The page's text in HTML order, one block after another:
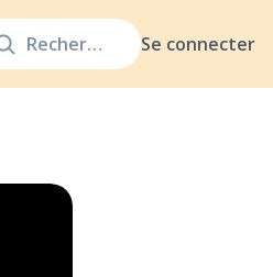
Se connecter